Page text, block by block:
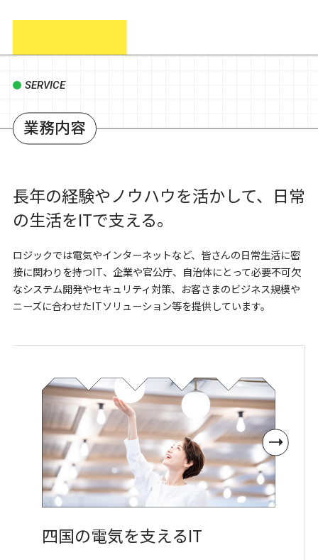
SERVICE
業務内容
長年の経験やノウハウを活かして、日常
の生活をITで支える。
ロジックでは電気やインターネットなど、皆さんの日常生活に密
接に関わりを持つIT、企業や官公庁、自治体にとって必要不可欠
なシステム開発やセキュリティ対策、お客さまのビジネス規模や
ニーズに合わせたITソリューション等を提供しています。
四国の電気を支えるIT